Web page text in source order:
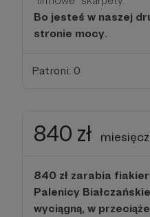
Bo jesteś w naszej
stronie mocy.
Patroni: 0
840 zł
840 zł zarabia
Palenicy
wyciągną, w